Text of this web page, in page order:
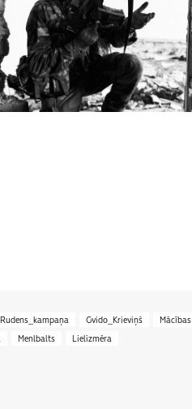
Gvido_Krieviņš Mācības
Menlbalts Lielizmēra